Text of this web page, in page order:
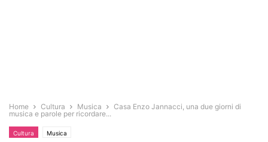
Home Cultura Musica
Casa Enzo Jannacci, una due giorni di
musica e parole per ricordare...
Cultura Musica